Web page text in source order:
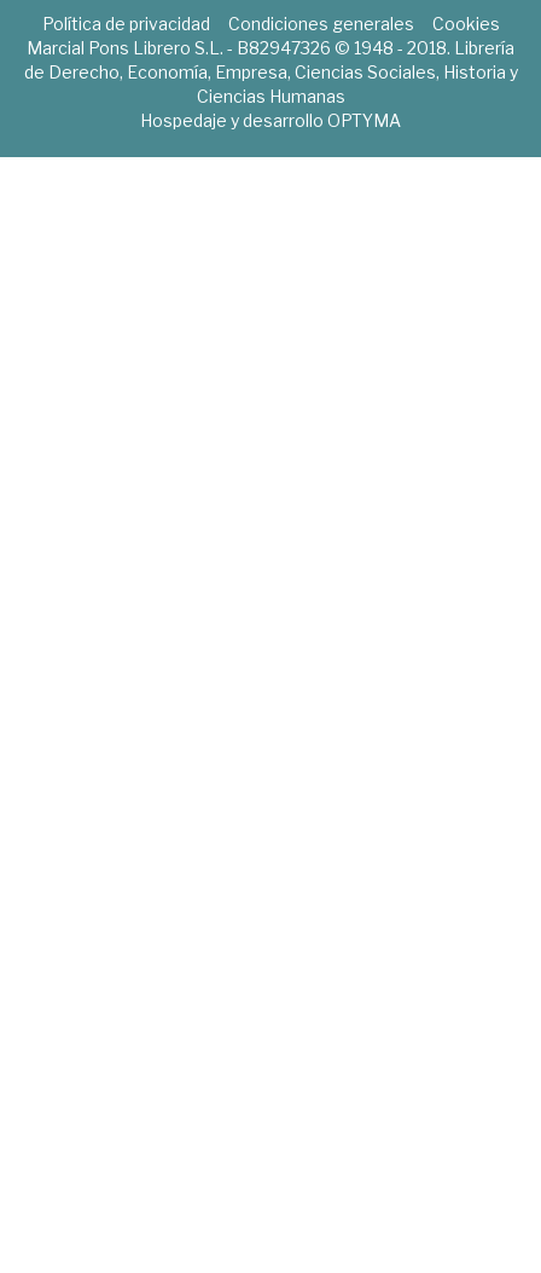
Política de privacidad Condiciones generales
Cookies
Marcial Pons Librero S.L. - B82947326 © 1948 - 2018. Librería
de Derecho, Economía, Empresa, Ciencias Sociales, Historia y
Ciencias Humanas
Hospedaje y desarrollo OPTYMA